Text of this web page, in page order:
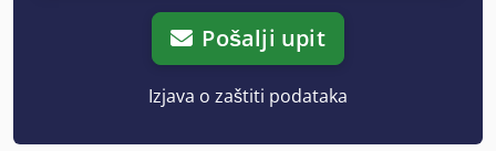
Pošalji upit
Izjava o zaštiti podataka